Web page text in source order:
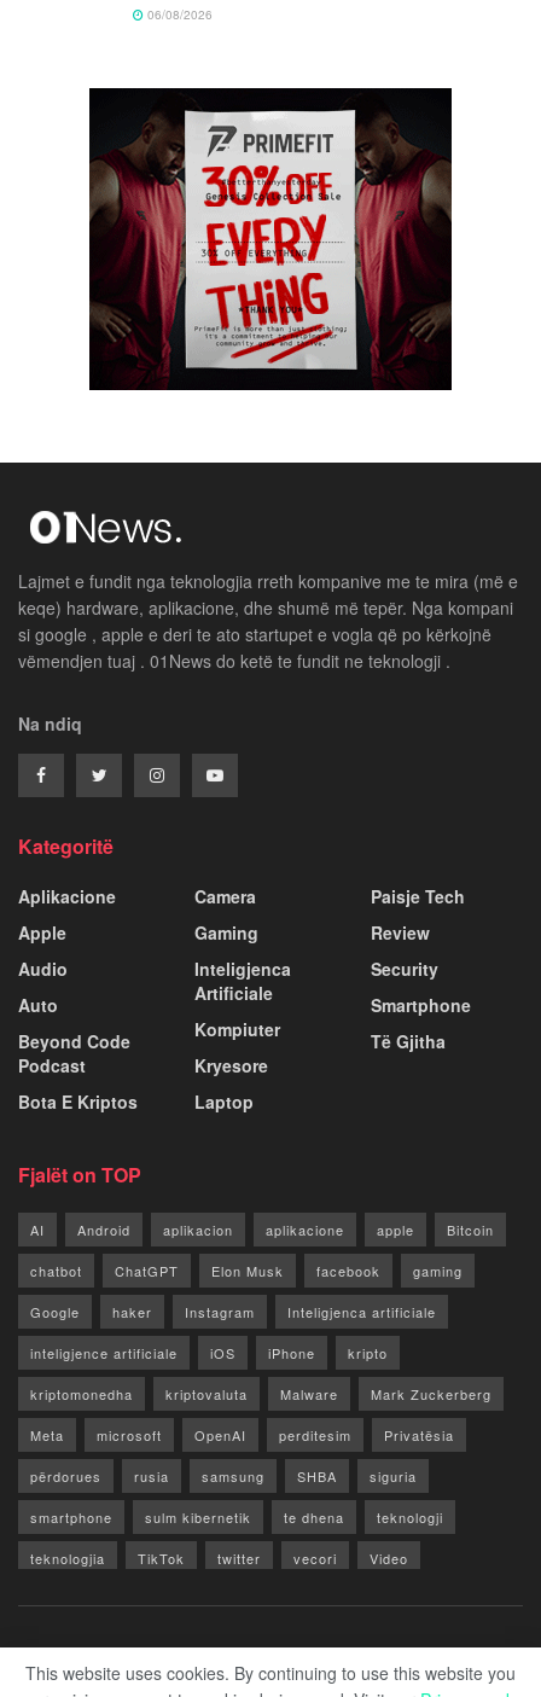
06/08/2026
Lajmet e fundit nga teknologjia rreth kompanive me te mira (më e
keqe) hardware, aplikacione, dhe shumë më tepër. Nga kompani
si google , apple e deri te ato startupet e vogla që po kërkojnë
vëmendjen tuaj . 01News do ketë te fundit ne teknologji .
Na ndiq
Kategoritë
Aplikacione
Apple
Audio
Auto
Beyond Code
Podcast
Bota E Kriptos
Camera
Gaming
Inteligjenca
Artificiale
Kompiuter
Kryesore
Laptop
Paisje Tech
Review
Security
Smartphone
Të Gjitha
Fjalët on TOP
AI Android aplikacion aplikacione apple Bitcoin
chatbot ChatGPT Elon Musk facebook gaming
Google haker Instagram Inteligjenca artificiale
inteligjence artificiale iOS iPhone kripto
kriptomonedha kriptovaluta Malware Mark Zuckerberg
Meta microsoft OpenAI perditesim Privatësia
përdorues rusia samsung SHBA siguria
smartphone sulm kibernetik te dhena teknologji
teknologjia TikTok twitter vecori Video
This website uses cookies. By continuing to use this website you